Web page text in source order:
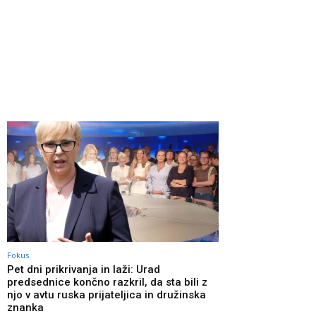
Fokus
Pet dni prikrivanja in laži: Urad
predsednice končno razkril, da sta bili z
njo v avtu ruska prijateljica in družinska
znanka